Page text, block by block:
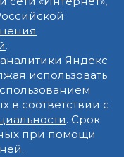
.
Яндекс
использовать
в соответствии с
. Срок
при помощи